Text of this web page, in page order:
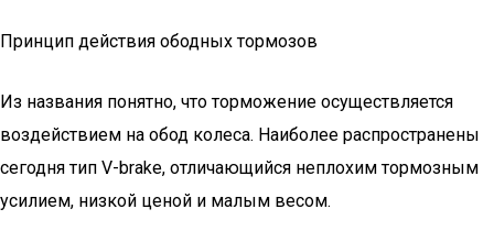
Принцип действия ободных тормозов
Из названия понятно, что торможение осуществляется
воздействием на обод колеса. Наиболее распространены
сегодня тип V-brake, отличающийся неплохим тормозным
усилием, низкой ценой и малым весом.